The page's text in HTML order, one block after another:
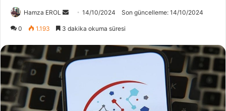
Hamza EROL
Bir
göndermek
14/10/2024 Son güncelleme: 14/10/2024
0 1.193 3 dakika okuma süresi